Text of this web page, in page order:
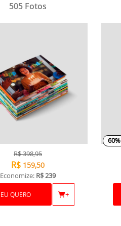
505 Fotos
R$398,95
R$ 159,50
Economize: R$ 239
EU QUERO +
60%